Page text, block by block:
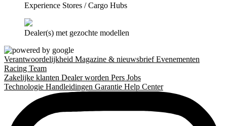
Experience Stores / Cargo Hubs
Dealer(s) met gezochte modellen
Verantwoordelijkheid Magazine & nieuwsbriefEvenementen
Racing Team
Zakelijke klanten Dealer worden Pers Jobs
Technologie Handleidingen Garantie Help Center